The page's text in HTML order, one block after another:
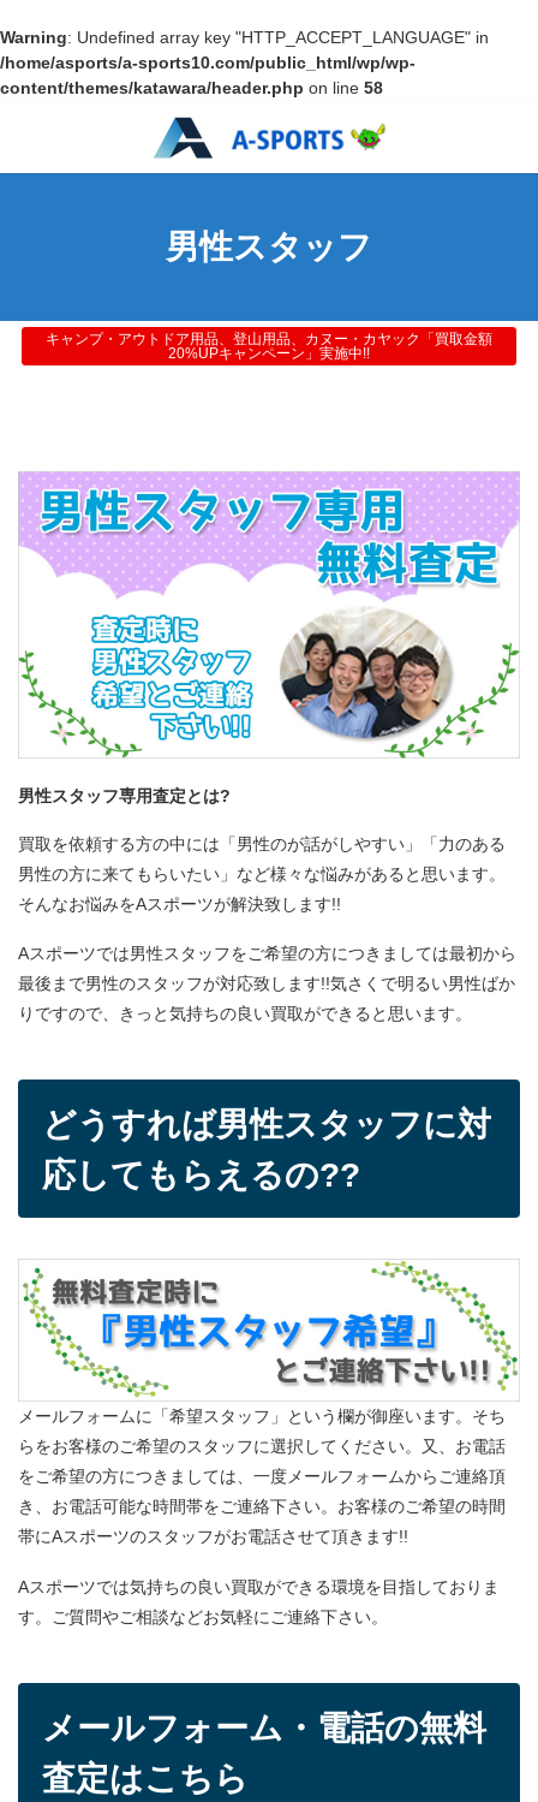
Warning: Undefined array key "HTTP_ACCEPT_LANGUAGE" in
/home/asports/a-sports10.com/public_html/wp/wp-
content/themes/katawara/header.php on line 58
男性スタッフ
キャンプ・アウトドア用品、登山用品、カヌー・カヤック「買取金額
20%UPキャンペーン」実施中!!
男性スタッフ専用査定とは?
買取を依頼する方の中には「男性のが話がしやすい」「力のある
男性の方に来てもらいたい」など様々な悩みがあると思います。
そんなお悩みをAスポーツが解決致します!!
Aスポーツでは男性スタッフをご希望の方につきましては最初から
最後まで男性のスタッフが対応致します!!気さくで明るい男性ばか
りですので、きっと気持ちの良い買取ができると思います。
どうすれば男性スタッフに対
応してもらえるの??
メールフォームに「希望スタッフ」という欄が御座います。そち
らをお客様のご希望のスタッフに選択してください。又、お電話
をご希望の方につきましては、一度メールフォームからご連絡頂
き、お電話可能な時間帯をご連絡下さい。お客様のご希望の時間
帯にAスポーツのスタッフがお電話させて頂きます!!
Aスポーツでは気持ちの良い買取ができる環境を目指しておりま
す。ご質問やご相談などお気軽にご連絡下さい。
メールフォーム・電話の無料
査定はこちら